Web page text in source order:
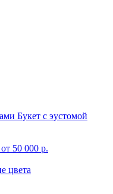
Букет с эустомой
от 50 000 р.
цвета